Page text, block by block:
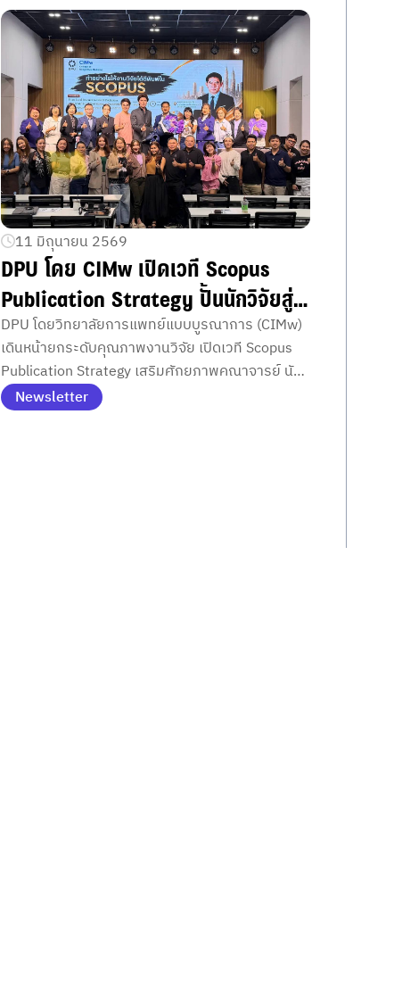
11 มิถุนายน 2569
DPU โดย CIMw เปิดเวที Scopus
Publication Strategy ปั้นนักวิจัยสู่
วารสารนานาชาติ
DPU โดยวิทยาลัยการแพทย์แบบบูรณาการ (CIMw)
เดินหน้ายกระดับคุณภาพงานวิจัย เปิดเวที Scopus
Publication Strategy เสริมศักยภาพคณาจารย์ นัก
วิจัย และนักศึกษาสู่การตีพิมพ์ระดับสากล
Newsletter